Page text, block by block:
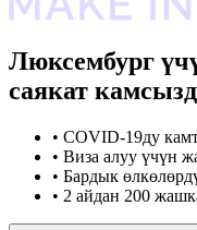
Люксембург
саякат
• COVID-19ду
• Виза алуу үчүн
• Бардык
• 2 айдан 200